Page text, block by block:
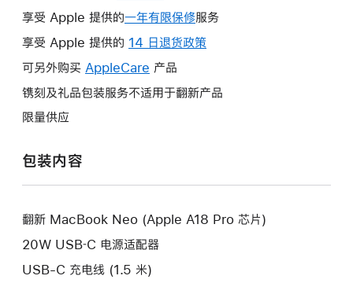
享受 Apple 提供的一年有限保修此
操
打
服务
享受 Apple 提供的 14 日退货政策
将
口。
可另外购买 AppleCare 此
操
新
窗
口。
产品
镌刻及礼品包装服务不适用于翻新产品
限量供应
包装内容
翻新 MacBook Neo (Apple A18 Pro 芯片)
20W USB‑C 电源适配器
USB-C 充电线 (1.5 米)